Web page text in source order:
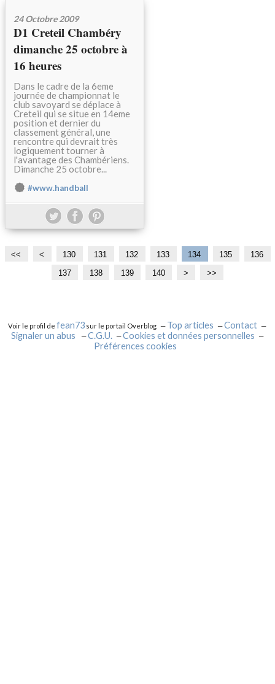
24 Octobre 2009
D1 Creteil Chambéry
dimanche 25 octobre à
16 heures
Dans le cadre de la 6eme
journée de championnat le
club savoyard se déplace à
Creteil qui se situe en 14eme
position et dernier du
classement général, une
rencontre qui devrait très
logiquement tourner à
l'avantage des Chambériens.
Dimanche 25 octobre...
#www.handball
<< <
1
0
1
1
1
2
130 131 132 133 134 135
136
137
138 139 140
1
1
1
1
1
2
> >>
Voir le profil defean73 sur le portail Overblog Top articles
Contact
Signaler un abus
C.G.U.
Cookies et données personnelles
Préférences cookies